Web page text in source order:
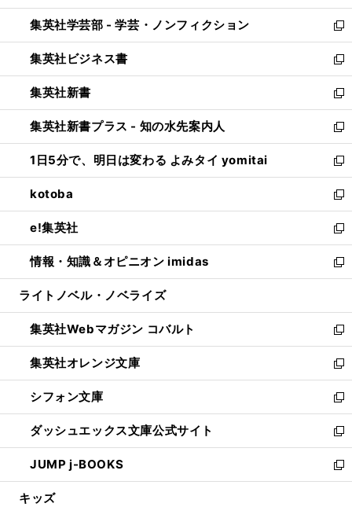
開
く
ウ
で
開
く
ン
ド
ウ
で
開
く
ウ
ィ
ン
ド
ウ
で
開
く
集英社学芸部 - 学芸・ノンフィクション
新
し
い
ウ
ィ
ン
ド
ウ
で
開
く
集英社ビジネス書
新
し
い
ウ
ィ
ン
ド
ウ
で
開
く
集英社新書
新
し
い
ウ
ィ
ン
ド
ウ
で
開
く
集英社新書プラス - 知の水先案内人
新
し
い
ウ
ィ
ン
ド
ウ
で
開
1日5分で、明日は変わる よみタイ yomitai
新
し
い
ウ
ィ
ン
ド
ウ
開
く
kotoba
新
し
い
ウ
ィ
ン
ウ
で
開
く
e!集英社
新
し
い
ウ
ン
ド
ウ
で
開
く
情報・知識＆オピニオン imidas
新
し
ウ
ィ
ン
ド
ウ
で
開
く
ライトノベル・ノベライズ
集英社Webマガジン コバルト
新
し
い
ウ
ィ
ン
ド
ウ
で
開
集英社オレンジ文庫
新
し
い
ウ
ィ
ン
ド
ウ
シフォン文庫
新
し
い
ウ
ィ
ン
ダッシュエックス文庫公式サイト
新
し
い
ウ
JUMP j-BOOKS
新
し
キッズ